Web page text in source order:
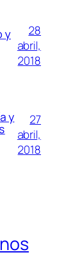
y
28
abril,
2018
y
27
abril,
2018